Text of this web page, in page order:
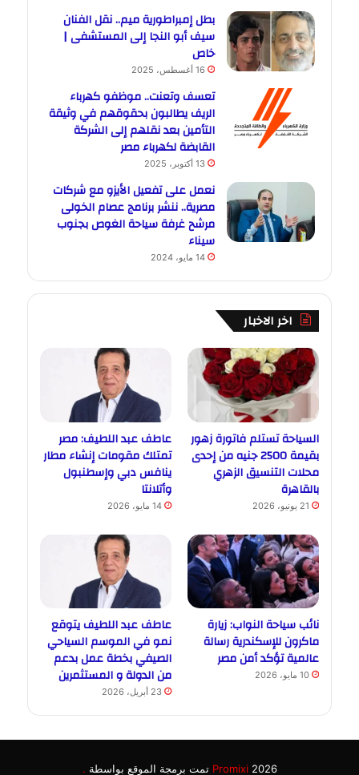
بطل إمبراطورية ميم.. نقل الفنان
سيف أبو النجا إلى المستشفى |
خاص
16 أغسطس، 2025
تعسف وتعنت.. موظفو كهرباء
الريف يطالبون بحقوقهم في وثيقة
التأمين بعد نقلهم إلى الشركة
القابضة لكهرباء مصر
13 أكتوبر، 2025
نعمل على تفعيل الأيزو مع شركات
مصرية.. ننشر برنامج عصام الخولى
مرشح غرفة سياحة الغوص بجنوب
سيناء
14 مايو، 2024
اخر الاخبار
السياحة تستلم فاتورة زهور
بقيمة 2500 جنيه من إحدى
محلات التنسيق الزهري
بالقاهرة
21 يونيو، 2026
عاطف عبد اللطيف: مصر
تمتلك مقومات إنشاء مطار
ينافس دبي وإسطنبول
وأتلانتا
14 مايو، 2026
نائب سياحة النواب: زيارة
ماكرون للإسكندرية رسالة
عالمية تؤكد أمن مصر
10 مايو، 2026
عاطف عبد اللطيف يتوقع
نمو في الموسم السياحي
الصيفي بخطة عمل بدعم
من الدولة و المستثمرين
23 أبريل، 2026
Promixi2026 تمت برمجة الموقع بواسطة .